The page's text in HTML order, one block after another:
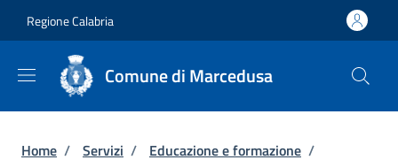
Regione Calabria
Comune di Marcedusa
Briciole di pane
Home / Servizi / Educazione e formazione /